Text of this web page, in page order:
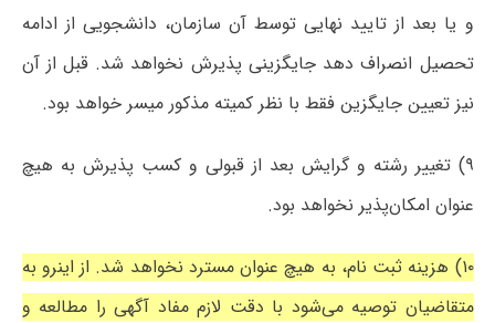
و یا بعد از تایید نهایی توسط آن سازمان، دانشجویی از ادامه
تحصیل انصراف دهد جایگزینی پذیرش نخواهد شد. قبل از آن
نیز تعیین جایگزین فقط با نظر کمیته مذکور میسر خواهد بود.
۹) تغییر رشته و گرایش بعد از قبولی و کسب پذیرش به هیچ
عنوان امکان‌پذیر نخواهد بود.
۱۰) هزینه ثبت نام، به هیچ عنوان مسترد نخواهد شد. از اینرو به
متقاضیان توصیه می‌شود با دقت لازم مفاد آگهی را مطالعه و